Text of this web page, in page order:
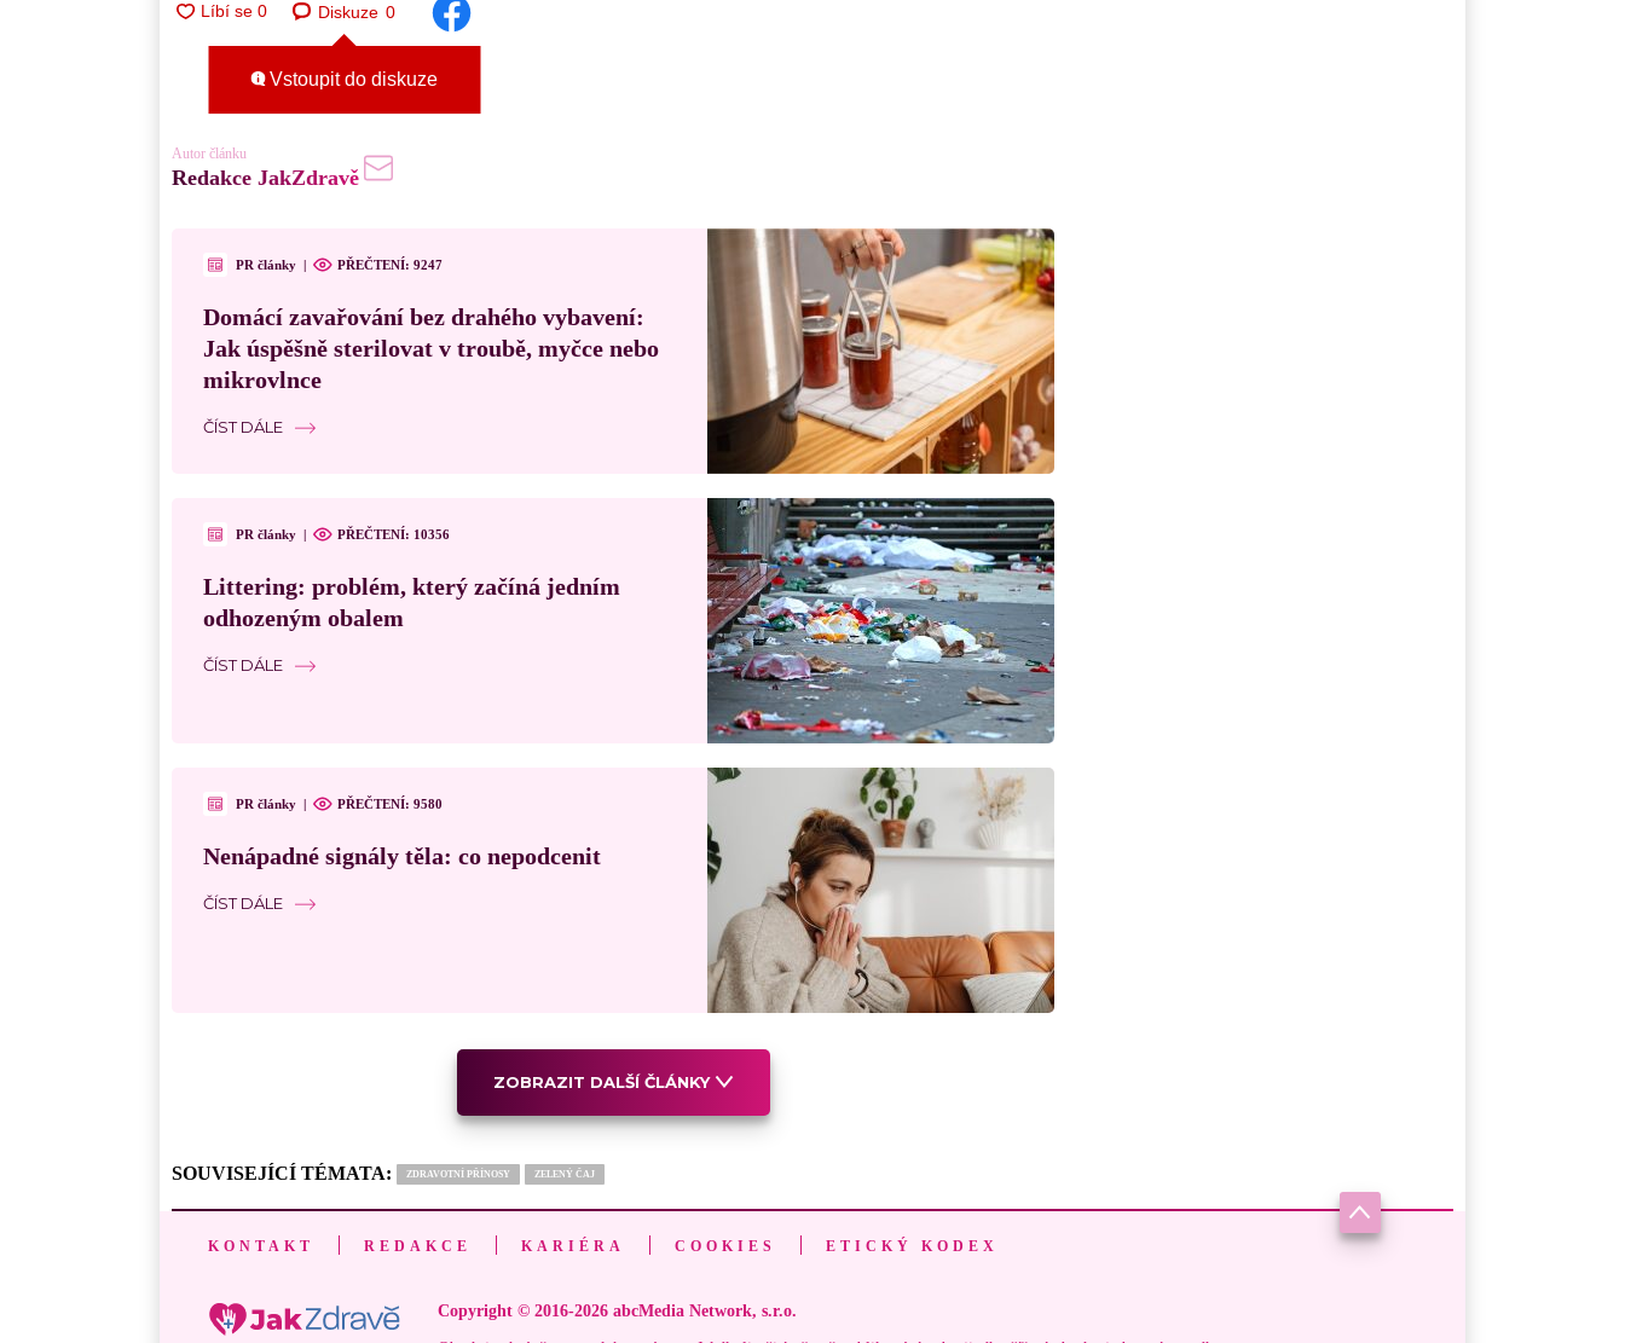
Diskuze 0
Vstoupit do diskuze
Autor článku
Redakce JakZdravě
PR články | PŘEČTENÍ: 9247
Domácí zavařování bez drahého vybavení:
Jak úspěšně sterilovat v troubě, myčce nebo
mikrovlnce
ČÍST DÁLE
PR články | PŘEČTENÍ: 10356
Littering: problém, který začíná jedním
odhozeným obalem
ČÍST DÁLE
PR články | PŘEČTENÍ: 9580
Nenápadné signály těla: co nepodcenit
ČÍST DÁLE
ZOBRAZIT DALŠÍ ČLÁNKY
SOUVISEJÍCÍ TÉMATA: ZDRAVOTNÍ PŘÍNOSY ZELENÝ ČAJ
KONTAKT REDAKCE KARIÉRA COOKIES ETICKÝ KODEX
Copyright © 2016-2026 abcMedia Network, s.r.o.